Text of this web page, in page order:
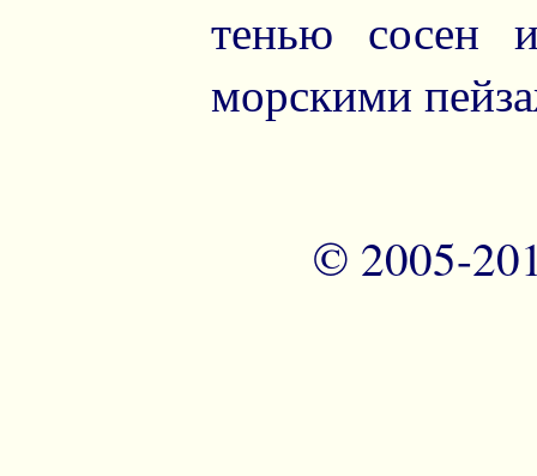
тенью сосен
морскими
© 2005-